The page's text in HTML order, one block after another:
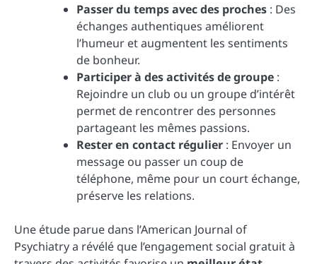
Passer du temps avec des proches : Des
échanges authentiques améliorent
l’humeur et augmentent les sentiments
de bonheur.
Participer à des activités de groupe :
Rejoindre un club ou un groupe d’intérêt
permet de rencontrer des personnes
partageant les mêmes passions.
Rester en contact régulier : Envoyer un
message ou passer un coup de
téléphone, même pour un court échange,
préserve les relations.
Une étude parue dans l’American Journal of
Psychiatry a révélé que l’engagement social gratuit à